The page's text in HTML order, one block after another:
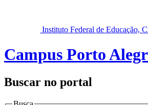
Instituto Federal de Educação,
Campus Porto
Buscar no portal